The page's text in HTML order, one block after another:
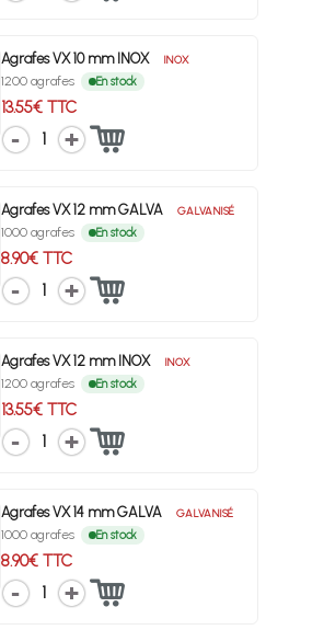
Agrafes VX 10 mm INOX INOX
1200 agrafes En stock
13.55€ TTC
1
Agrafes VX 12 mm GALVA GALVANISÉ
1000 agrafes En stock
8.90€ TTC
1
Agrafes VX 12 mm INOX INOX
1200 agrafes En stock
13.55€ TTC
1
Agrafes VX 14 mm GALVA GALVANISÉ
1000 agrafes En stock
8.90€ TTC
1